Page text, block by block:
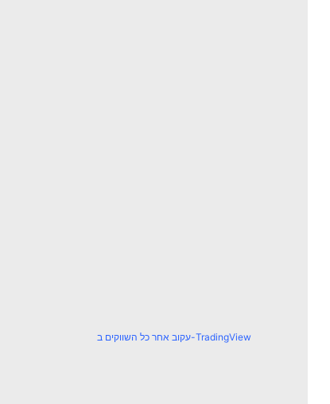
עקוב אחר כל השווקים ב-TradingView